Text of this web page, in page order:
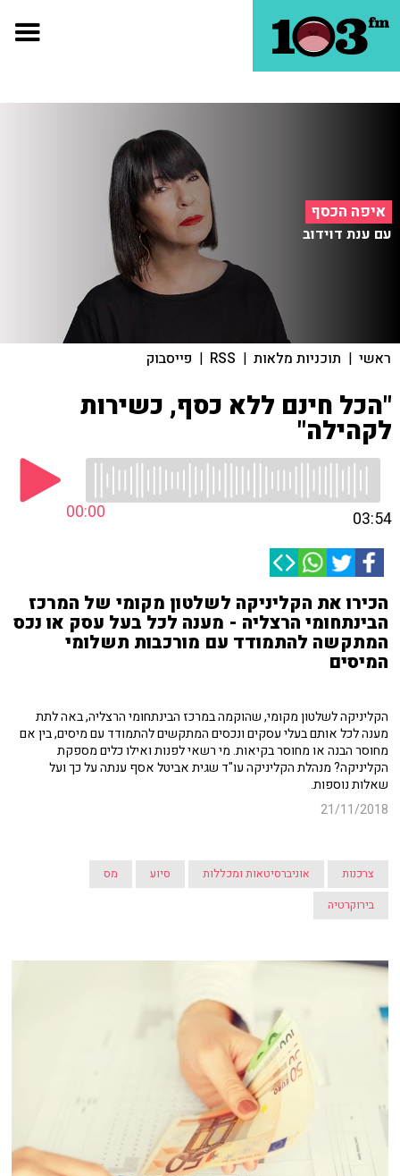
איפה הכסף
עם ענת דוידוב
ראשי | תוכניות מלאות |
RSS
| פייסבוק
"הכל חינם ללא כסף, כשירות
לקהילה"
00:00 03:54
הכירו את הקליניקה לשלטון מקומי של המרכז
הבינתחומי הרצליה - מענה לכל בעל עסק או נכס
המתקשה להתמודד עם מורכבות תשלומי
המיסים
הקליניקה לשלטון מקומי, שהוקמה במרכז הבינתחומי הרצליה, באה לתת
מענה לכל אותם בעלי עסקים ונכסים המתקשים להתמודד עם מיסים, בין אם
מחוסר הבנה או מחוסר בקיאות. מי רשאי לפנות ואילו כלים מספקת
הקליניקה? מנהלת הקליניקה עו"ד שגית אביטל אסף ענתה על כך ועל
שאלות נוספות.
21/11/2018
צרכנות אוניברסיטאות ומכללות סיוע
מס
בירוקרטיה